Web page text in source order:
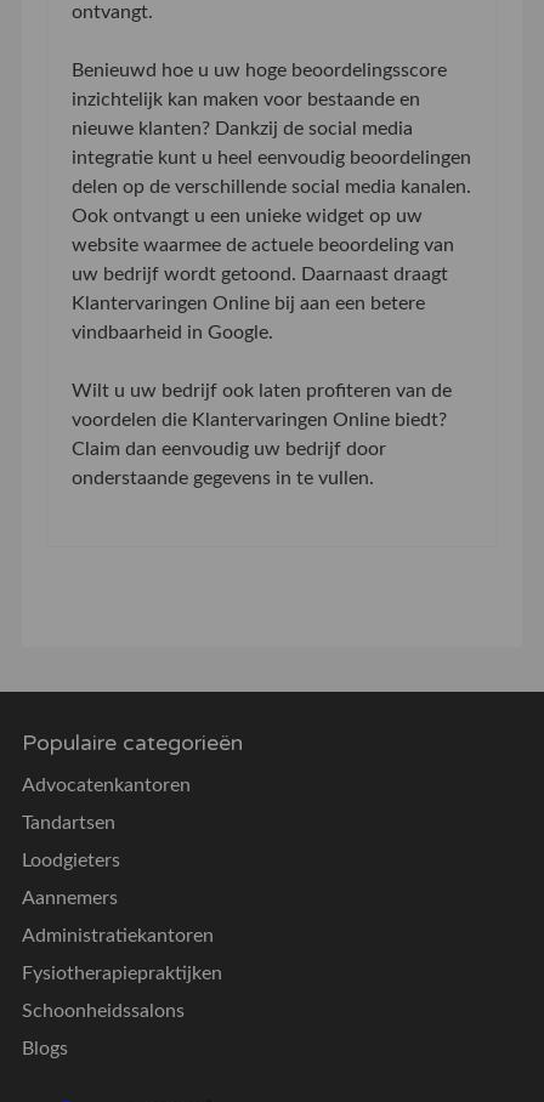
ontvangt.
Benieuwd hoe u uw hoge beoordelingsscore
inzichtelijk kan maken voor bestaande en
nieuwe klanten? Dankzij de social media
integratie kunt u heel eenvoudig beoordelingen
delen op de verschillende social media kanalen.
Ook ontvangt u een unieke widget op uw
website waarmee de actuele beoordeling van
uw bedrijf wordt getoond. Daarnaast draagt
Klantervaringen Online bij aan een betere
vindbaarheid in Google.
Wilt u uw bedrijf ook laten profiteren van de
voordelen die Klantervaringen Online biedt?
Claim dan eenvoudig uw bedrijf door
onderstaande gegevens in te vullen.
Populaire categorieën
Advocatenkantoren
Tandartsen
Loodgieters
Aannemers
Administratiekantoren
Fysiotherapiepraktijken
Schoonheidssalons
Blogs